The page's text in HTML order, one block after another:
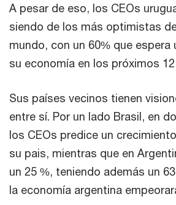
A pesar de eso, los CEOs
siendo de los más optimistas
mundo, con un 60% que
su economía en los próximos
Sus países vecinos tienen
entre sí. Por un lado Brasil, en
los CEOs predice un
su pais, mientras que en
un 25 %, teniendo además un
la economía argentina